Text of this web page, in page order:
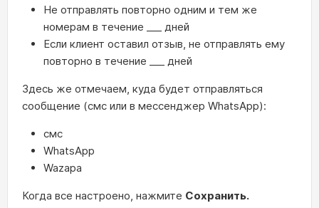
Не отправлять повторно одним и тем же
номерам в течение ___ дней
Если клиент оставил отзыв, не отправлять ему
повторно в течение ___ дней
Здесь же отмечаем, куда будет отправляться
сообщение (смс или в мессенджер WhatsApp):
смс
WhatsApp
Wazapa
Когда все настроено, нажмите Сохранить.